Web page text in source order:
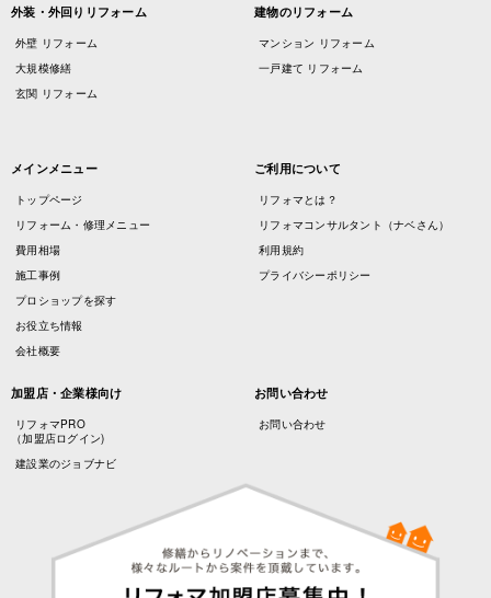
外装・外回りリフォーム
外壁 リフォーム
大規模修繕
玄関 リフォーム
建物のリフォーム
マンション リフォーム
一戸建て リフォーム
メインメニュー
トップページ
リフォーム・修理メニュー
費用相場
施工事例
プロショップを探す
お役立ち情報
会社概要
ご利用について
リフォマとは？
リフォマコンサルタント（ナベさん）
利用規約
プライバシーポリシー
加盟店・企業様向け
リフォマPRO
（加盟店ログイン)
建設業のジョブナビ
お問い合わせ
お問い合わせ